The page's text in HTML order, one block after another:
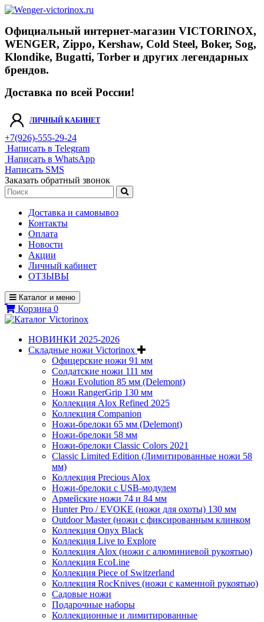
Официальный интернет-магазин VICTORINOX,
WENGER, Zippo, Kershaw, Cold Steel, Boker, Sog,
Klondike, Bugatti, Torber и других легендарных
брендов.
Доставка по всей России!
ЛИЧНЫЙ КАБИНЕТ
+7(926)-555-29-24
Написать в Telegram
Написать в WhatsApp
Написать SMS
Заказать обратный звонок
Доставка и самовывоз
Контакты
Оплата
Новости
Акции
Личный кабинет
ОТЗЫВЫ
Каталог и меню
Корзина 0
НОВИНКИ 2025-2026
Складные ножи Victorinox
Офицерские ножи 91 мм
Солдатские ножи 111 мм
Ножи Evolution 85 мм (Delemont)
Ножи RangerGrip 130 мм
Коллекция Alox Refined 2025
Коллекция Companion
Ножи-брелоки 65 мм (Delemont)
Ножи-брелоки 58 мм
Ножи-брелоки Classic Colors 2021
Classic Limited Edition (Лимитированные ножи 58
мм)
Коллекция Precious Alox
Ножи-брелоки с USB-модулем
Армейские ножи 74 и 84 мм
Hunter Pro / EVOKE (ножи для охоты) 130 мм
Outdoor Master (ножи с фиксированным клинком
Коллекция Onyx Black
Коллекция Live to Explore
Коллекция Alox (ножи с алюминиевой рукоятью)
Коллекция EcoLine
Коллекция Piece of Switzerland
Коллекция RocKnives (ножи с каменной рукоятью)
Садовые ножи
Подарочные наборы
Коллекционные и лимитированные